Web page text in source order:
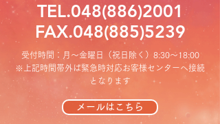
TEL.048(886)2001
FAX.048(885)5239
受付時間：月～金曜日（祝日除く）8:30〜18:00
※上記時間帯外は緊急時対応お客様センターへ接続
となります
メールはこちら